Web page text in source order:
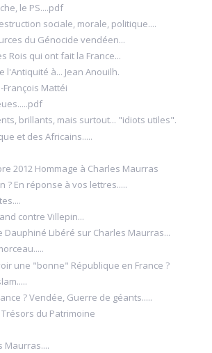
le PS....pdf
sociale, morale, politique....
du Génocide vendéen...
Rois qui ont fait la France...
l'Antiquité à... Jean Anouilh.
François Mattéi
brillants, mais surtout... "idiots utiles".
et des Africains.....
2012 Hommage à Charles Maurras
? En réponse à vos lettres.....
contre Villepin...
Dauphiné Libéré sur Charles Maurras...
une "bonne" République en France ?
? Vendée, Guerre de géants.....
du Patrimoine
Maurras....